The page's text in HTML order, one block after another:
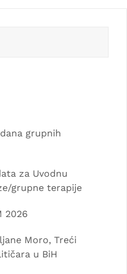
grupnih
za Uvodnu
grupne terapije
2026
Moro, Treći
u BiH